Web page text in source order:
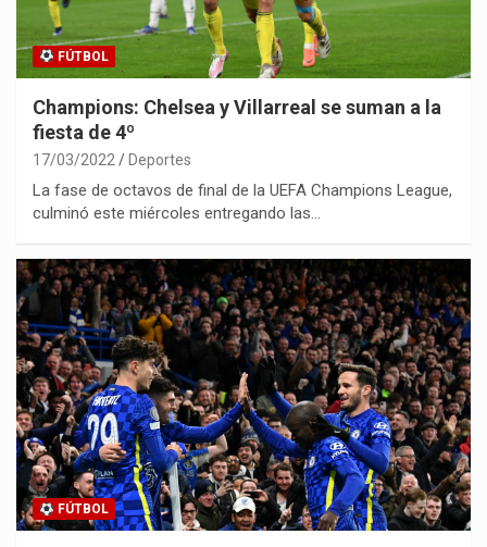
FÚTBOL
Champions: Chelsea y Villarreal se suman a la
fiesta de 4º
17/03/2022 Deportes
La fase de octavos de final de la UEFA Champions League,
culminó este miércoles entregando las…
FÚTBOL